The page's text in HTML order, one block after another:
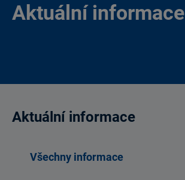
Aktuální informace
Aktuální informace
Všechny informace